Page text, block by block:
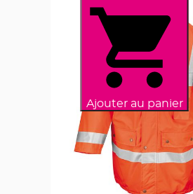
Ajouter au panier